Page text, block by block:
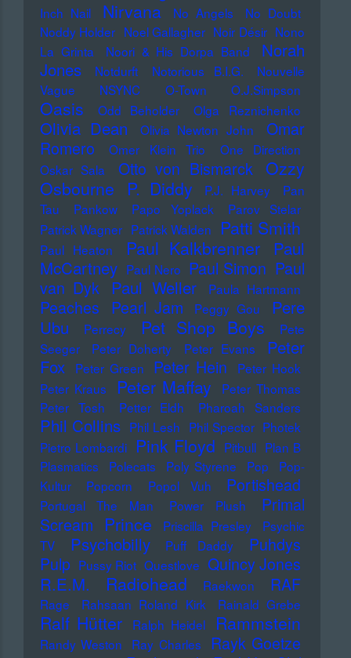
Inch Nail
Nirvana No Angels
No Doubt
Noddy Holder Noel Gallagher Noir Désir Nono
La Grinta
Noori & His Dorpa Band
Norah
Jones
Notdurft Notorious B.I.G.
Nouvelle
Vague
NSYNC O-Town O.J.Simpson
Oasis Odd Beholder Olga Reznichenko
Olivia Dean Olivia Newton John
Omar
Romero
Omer Klein Trio
One Direction
Oskar Sala
Otto von Bismarck Ozzy
Osbourne
P. Diddy P.J. Harvey
Pan
Tau
Pankow Papo Yoplack
Parov Stelar
Patrick Wagner Patrick Walden Patti Smith
Paul Heaton Paul Kalkbrenner
Paul
McCartney Paul Nero Paul Simon Paul
van Dyk Paul Weller Paula Hartmann
Peaches Pearl Jam Peggy Gou
Pere
Ubu
Perrecy Pet Shop Boys
Pete
Seeger
Peter Doherty Peter Evans
Peter
Fox
Peter Green Peter Hein
Peter Hook
Peter Kraus
Peter Maffay
Peter Thomas
Peter Tosh
Petter Eldh Pharoah Sanders
Phil Collins Phil Lesh Phil Spector Photek
Pietro Lombardi
Pink Floyd Pitbull Plan B
Plasmatics
Polecats Poly Styrene Pop
Pop-
Kultur
Popcorn Popol Vuh Portishead
Portugal The Man Power Plush
Primal
Scream
Prince Priscilla Presley
Psychic
TV
Psychobilly Puff Daddy
Puhdys
Pulp Pussy Riot Questlove Quincy Jones
R.E.M. Radiohead Raekwon RAF
Rage Rahsaan Roland Kirk Rainald Grebe
Ralf Hütter Ralph Heidel Rammstein
Randy Weston Ray Charles Rayk Goetze